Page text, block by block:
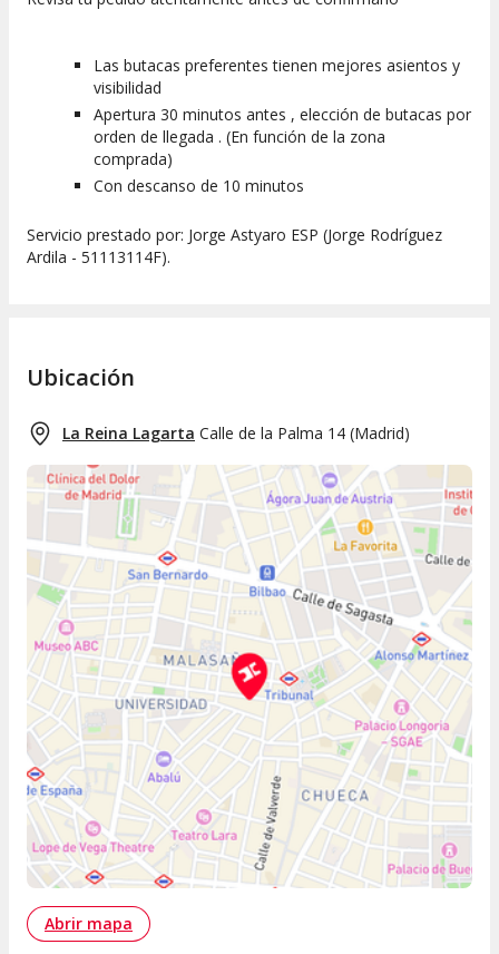
Las butacas preferentes tienen mejores asientos y
visibilidad
Apertura 30 minutos antes , elección de butacas por
orden de llegada . (En función de la zona
comprada)
Con descanso de 10 minutos
Servicio prestado por: Jorge Astyaro ESP (Jorge Rodríguez
Ardila - 51113114F).
Ubicación
La Reina Lagarta Calle de la Palma 14 (Madrid)
Abrir mapa